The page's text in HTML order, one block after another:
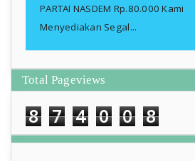
PARTAI NASDEM Rp.80.000 Kami
Menyediakan Segal...
Total Pageviews
8 7 4 0 0 8